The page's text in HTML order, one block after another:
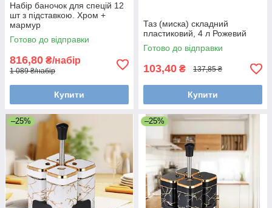
Набір баночок для спецій 12
шт з підставкою. Хром +
мармур
Готово до відправки
816,80 ₴/набір
1 089 ₴/набір
Купити
Таз (миска) складний
пластиковий, 4 л Рожевий
Готово до відправки
103,40 ₴ 137,85 ₴
Купити
–25% –25%